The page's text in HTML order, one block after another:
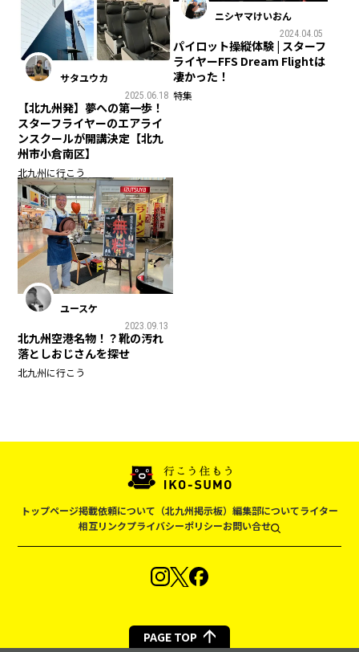
サタユウカ
2025.06.18
【北九州発】夢への第一歩！
スターフライヤーのエアライ
ンスクールが開講決定【北九
州市小倉南区】
北九州に行こう
ニシヤマけいおん
2024.04.05
パイロット操縦体験 | スターフ
ライヤーFFS Dream Flightは
凄かった！
特集
ユースケ
2023.09.13
北九州空港名物！？靴の汚れ
落としおじさんを探せ
北九州に行こう
トップページ掲載依頼について（北九州掲示板） 編集部についてライター
相互リンクプライバシーポリシーお問い合せ
PAGE TOP